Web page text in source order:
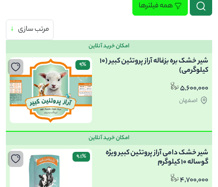
همه فیلترها
مرتب سازی ↓
امکان خرید آنلاین
شیر خشک بره بزغاله آراز پروتئین کبیر (10
کیلوگرمی)
5,600,000
اصفهان
9%
امکان خرید آنلاین
شیر خشک دامی آراز پروتئین کبیر ویژه
گوساله 10 کیلوگرم
4,700,000
9.1%